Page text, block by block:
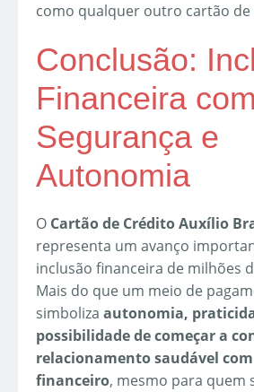
como qualquer outro cartão
Conclusão:
Financeira com
Segurança e
Autonomia
O Cartão de Crédito Auxílio
representa um avanço
inclusão financeira de milhões
Mais do que um meio de
simboliza autonomia,
possibilidade de começar a
relacionamento saudável
financeiro, mesmo para quem